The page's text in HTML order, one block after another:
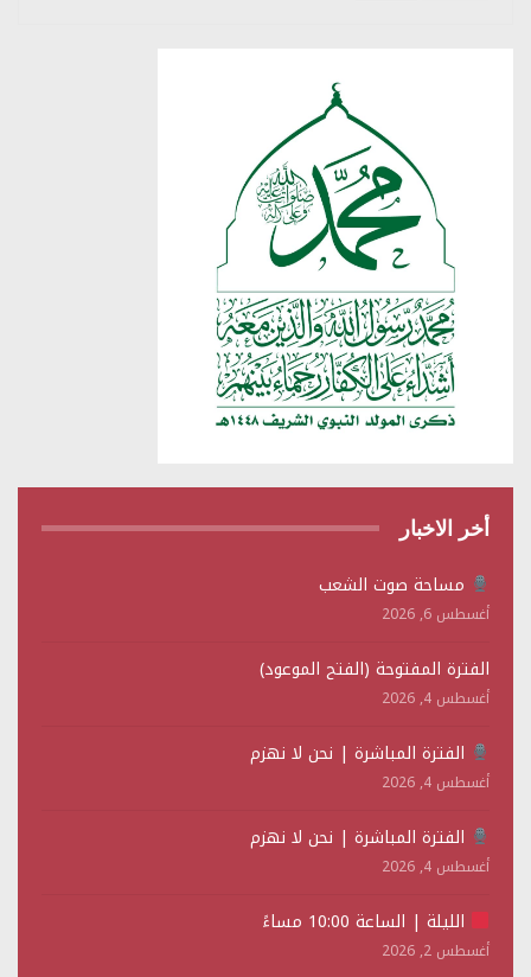
أخر الاخبار
مساحة صوت الشعب
أغسطس 6, 2026
الفترة المفتوحة (الفتح الموعود)
أغسطس 4, 2026
الفترة المباشرة | نحن لا نهزم
أغسطس 4, 2026
الفترة المباشرة | نحن لا نهزم
أغسطس 4, 2026
الليلة | الساعة 10:00 مساءً
أغسطس 2, 2026